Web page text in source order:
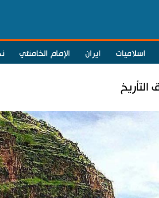
اسلاميات ايران الإمام الخامنئي